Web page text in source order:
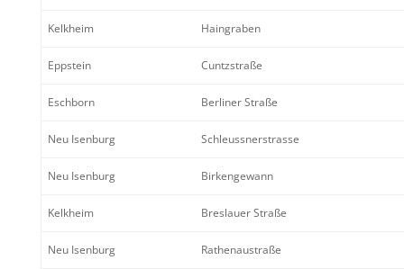
Kelkheim Haingraben
Eppstein Cuntz­straße
Eschborn Berliner Straße
Neu Isenburg Schleuss­ner­strasse
Neu Isenburg Birken­ge­wann
Kelkheim Breslauer Straße
Neu Isenburg Rathen­au­straße